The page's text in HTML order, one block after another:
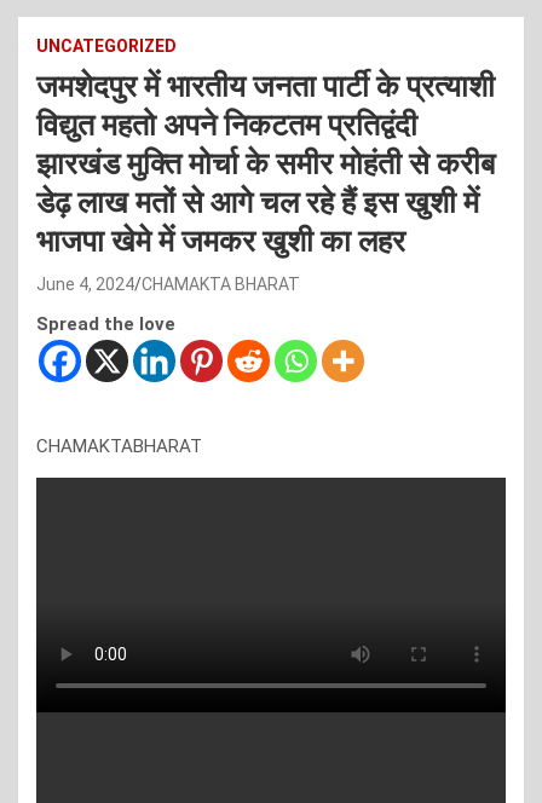
UNCATEGORIZED
जमशेदपुर में भारतीय जनता पार्टी के प्रत्याशी
विद्युत महतो अपने निकटतम प्रतिद्वंदी
झारखंड मुक्ति मोर्चा के समीर मोहंती से करीब
डेढ़ लाख मतों से आगे चल रहे हैं इस खुशी में
भाजपा खेमे में जमकर खुशी का लहर
June 4, 2024 CHAMAKTA BHARAT
Spread the love
CHAMAKTABHARAT